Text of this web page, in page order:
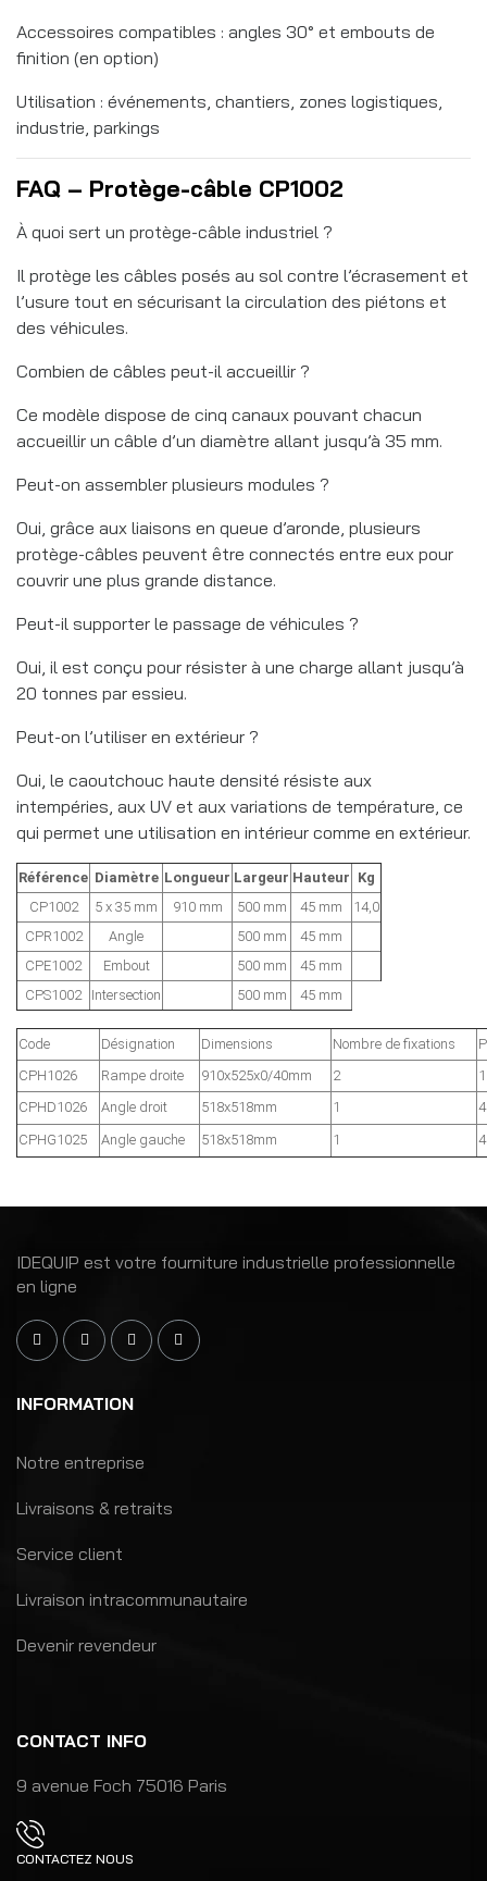
Accessoires compatibles : angles 30° et embouts de
finition (en option)
Utilisation : événements, chantiers, zones logistiques,
industrie, parkings
FAQ – Protège-câble CP1002
À quoi sert un protège-câble industriel ?
Il protège les câbles posés au sol contre l’écrasement et
l’usure tout en sécurisant la circulation des piétons et
des véhicules.
Combien de câbles peut-il accueillir ?
Ce modèle dispose de cinq canaux pouvant chacun
accueillir un câble d’un diamètre allant jusqu’à 35 mm.
Peut-on assembler plusieurs modules ?
Oui, grâce aux liaisons en queue d’aronde, plusieurs
protège-câbles peuvent être connectés entre eux pour
couvrir une plus grande distance.
Peut-il supporter le passage de véhicules ?
Oui, il est conçu pour résister à une charge allant jusqu’à
20 tonnes par essieu.
Peut-on l’utiliser en extérieur ?
Oui, le caoutchouc haute densité résiste aux
intempéries, aux UV et aux variations de température, ce
qui permet une utilisation en intérieur comme en extérieur.
Référence Diamètre Longueur Largeur Hauteur Kg
CP1002
5 x 35 mm 910 mm 500 mm 45 mm
14,0
CPR1002
Angle 500 mm
45 mm
CPE1002
Embout 500 mm
45 mm
CPS1002
Intersection 500 mm 45 mm
Code Désignation Dimensions Nombre de fixations
CPH1026
Rampe droite 910x525x0/40mm 2
CPHD1026
Angle droit 518x518mm 1
4
CPHG1025
Angle gauche 518x518mm 1 4
IDEQUIP est votre fourniture industrielle professionnelle
en ligne
INFORMATION
Notre entreprise
Livraisons & retraits
Service client
Livraison intracommunautaire
Devenir revendeur
CONTACT INFO
9 avenue Foch 75016 Paris
CONTACTEZ NOUS